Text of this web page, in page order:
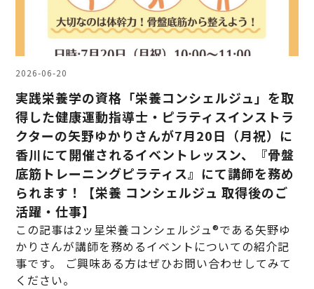
2026-06-20
実践栄養学の資格「栄養コンシェルジュ」を取
得した健康運動指導士・ピラティスインストラ
クターの矢野ゆかりさんが7月20日（月祝）に
香川にて開催されるイベントレッスン、『骨盤
底筋トレーニングピラティス』にて講師を務め
られます！【栄養 コンシェルジュ 取得後のご
活躍・仕事】
この記事は2ッ星栄養コンシェルジュ®である矢野ゆ
かりさんが講師を務めるイベントについての紹介記
事です。 ご興味ある方はぜひお問い合わせしてみて
ください。